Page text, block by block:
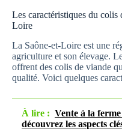
Les caractéristiques du colis
Loire
La Saône-et-Loire est une
agriculture et son élevage.
offrent des colis de viande
qualité. Voici quelques
À lire : Vente à la
découvrez les aspects